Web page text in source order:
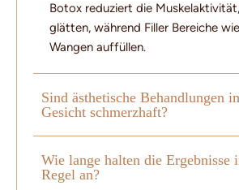
Botox reduziert die
glätten, während Filler Bereiche
Wangen auffüllen.
Sind ästhetische Behandlungen
Gesicht schmerzhaft?
Wie lange halten die Ergebnisse
Regel an?